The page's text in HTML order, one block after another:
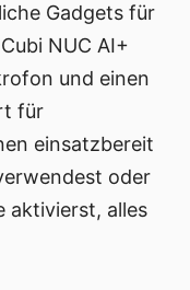
Gadgets für
NUC AI+
und einen
für
einsatzbereit
oder
aktivierst, alles